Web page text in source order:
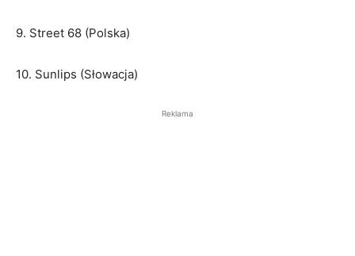
9. Street 68 (Polska)
10. Sunlips (Słowacja)
Reklama